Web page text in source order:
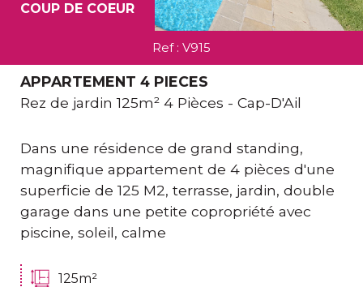
Critères supplémentaires
Piscine Parking Terrasse
COUP DE COEUR
Ref : V915
APPARTEMENT 4 PIECES
Rez de jardin 125m² 4 Pièces - Cap-D'Ail
Dans une résidence de grand standing,
magnifique appartement de 4 pièces d'une
superficie de 125 M2, terrasse, jardin, double
garage dans une petite copropriété avec
piscine, soleil, calme
125m²